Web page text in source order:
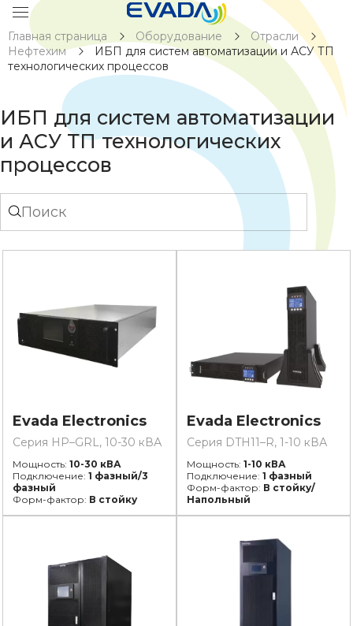
Главная страница Оборудование
Отрасли
Нефтехим
ИБП для систем автоматизации и АСУ ТП
технологических процессов
ИБП для систем автоматизации
и АСУ ТП технологических
процессов
Evada Electronics
Серия HP–GRL, 10-30 кВА
Мощность: 10-30 кВА
Подключение: 1 фазный/3
фазный
Форм-фактор: В стойку
Evada Electronics
Серия DTH11–R, 1-10 кВА
Мощность: 1-10 кВА
Подключение: 1 фазный
Форм-фактор: В стойку/
Напольный